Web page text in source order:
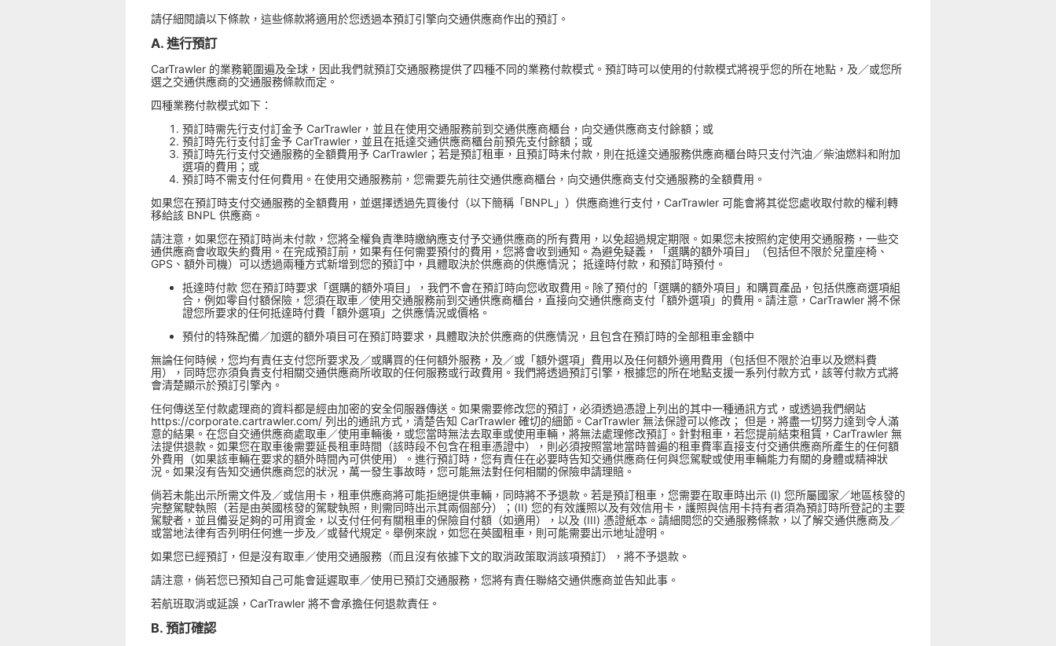
請仔細閱讀以下條款，這些條款將適用於您透過本預訂引擎向交通供應商作出的預訂。
A. 進行預訂
CarTrawler 的業務範圍遍及全球，因此我們就預訂交通服務提供了四種不同的業務付款模式。預訂時可以使用的付款模式將視乎您的所在地點，及／或您所
選之交通供應商的交通服務條款而定。
四種業務付款模式如下：
預訂時需先行支付訂金予 CarTrawler，並且在使用交通服務前到交通供應商櫃台，向交通供應商支付餘額；或
預訂時先行支付訂金予 CarTrawler，並且在抵達交通供應商櫃台前預先支付餘額；或
預訂時先行支付交通服務的全額費用予 CarTrawler；若是預訂租車，且預訂時未付款，則在抵達交通服務供應商櫃台時只支付汽油／柴油燃料和附加
選項的費用；或
預訂時不需支付任何費用。在使用交通服務前，您需要先前往交通供應商櫃台，向交通供應商支付交通服務的全額費用。
如果您在預訂時支付交通服務的全額費用，並選擇透過先買後付（以下簡稱「BNPL」）供應商進行支付，CarTrawler 可能會將其從您處收取付款的權利轉
移給該 BNPL 供應商。
請注意，如果您在預訂時尚未付款，您將全權負責準時繳納應支付予交通供應商的所有費用，以免超過規定期限。如果您未按照約定使用交通服務，一些交
通供應商會收取失約費用。在完成預訂前，如果有任何需要預付的費用，您將會收到通知。為避免疑義，「選購的額外項目」（包括但不限於兒童座椅、
GPS、額外司機）可以透過兩種方式新增到您的預訂中，具體取決於供應商的供應情況； 抵達時付款，和預訂時預付。
抵達時付款 您在預訂時要求「選購的額外項目」，我們不會在預訂時向您收取費用。除了預付的「選購的額外項目」和購買產品，包括供應商選項組
合，例如零自付額保險，您須在取車／使用交通服務前到交通供應商櫃台，直接向交通供應商支付「額外選項」的費用。請注意，CarTrawler 將不保
證您所要求的任何抵達時付費「額外選項」之供應情況或價格。
預付的特殊配備／加選的額外項目可在預訂時要求，具體取決於供應商的供應情況，且包含在預訂時的全部租車金額中
無論任何時候，您均有責任支付您所要求及／或購買的任何額外服務，及／或「額外選項」費用以及任何額外適用費用（包括但不限於泊車以及燃料費
用），同時您亦須負責支付相關交通供應商所收取的任何服務或行政費用。我們將透過預訂引擎，根據您的所在地點支援一系列付款方式，該等付款方式將
會清楚顯示於預訂引擎內。
任何傳送至付款處理商的資料都是經由加密的安全伺服器傳送。如果需要修改您的預訂，必須透過憑證上列出的其中一種通訊方式，或透過我們網站
https://corporate.cartrawler.com/ 列出的通訊方式，清楚告知 CarTrawler 確切的細節。CarTrawler 無法保證可以修改； 但是，將盡一切努力達到令人滿
意的結果。在您自交通供應商處取車／使用車輛後，或您當時無法去取車或使用車輛，將無法處理修改預訂。針對租車，若您提前結束租賃，CarTrawler 無
法提供退款。如果您在取車後需要延長租車時間（該時段不包含在租車憑證中），則必須按照當地當時普遍的租車費率直接支付交通供應商所產生的任何額
外費用（如果該車輛在要求的額外時間內可供使用）。進行預訂時，您有責任在必要時告知交通供應商任何與您駕駛或使用車輛能力有關的身體或精神狀
況。如果沒有告知交通供應商您的狀況，萬一發生事故時，您可能無法對任何相關的保險申請理賠。
倘若未能出示所需文件及／或信用卡，租車供應商將可能拒絕提供車輛，同時將不予退款。若是預訂租車，您需要在取車時出示 (I) 您所屬國家／地區核發的
完整駕駛執照（若是由英國核發的駕駛執照，則需同時出示其兩個部分）；(II) 您的有效護照以及有效信用卡，護照與信用卡持有者須為預訂時所登記的主要
駕駛者，並且備妥足夠的可用資金，以支付任何有關租車的保險自付額（如適用），以及 (III) 憑證紙本。請細閱您的交通服務條款，以了解交通供應商及／
或當地法律有否列明任何進一步及／或替代規定。舉例來說，如您在英國租車，則可能需要出示地址證明。
如果您已經預訂，但是沒有取車／使用交通服務（而且沒有依據下文的取消政策取消該項預訂），將不予退款。
請注意，倘若您已預知自己可能會延遲取車／使用已預訂交通服務，您將有責任聯絡交通供應商並告知此事。
若航班取消或延誤，CarTrawler 將不會承擔任何退款責任。
B. 預訂確認